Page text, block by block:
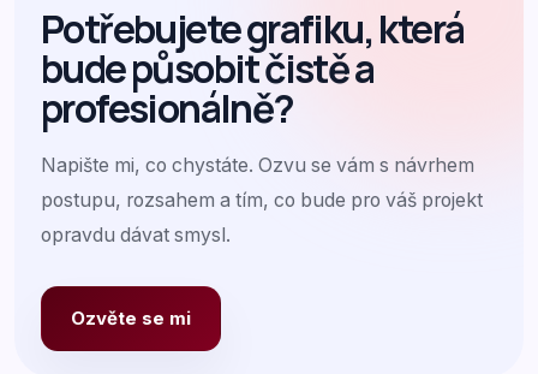
Potřebujete grafiku, která
bude působit čistě a
profesionálně?
Napište mi, co chystáte. Ozvu se vám s návrhem
postupu, rozsahem a tím, co bude pro váš projekt
opravdu dávat smysl.
Ozvěte se mi